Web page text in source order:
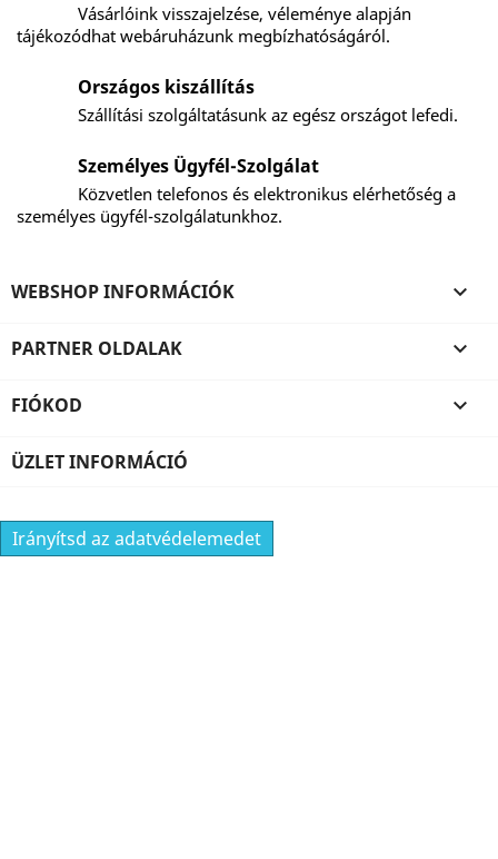
Vásárlóink visszajelzése, véleménye alapján
tájékozódhat webáruházunk megbízhatóságáról.
Országos kiszállítás
Szállítási szolgáltatásunk az egész országot lefedi.
Személyes Ügyfél-Szolgálat
Közvetlen telefonos és elektronikus elérhetőség a
személyes ügyfél-szolgálatunkhoz.
WEBSHOP INFORMÁCIÓK 
PARTNER OLDALAK 
FIÓKOD 
ÜZLET INFORMÁCIÓ
Irányítsd az adatvédelemedet